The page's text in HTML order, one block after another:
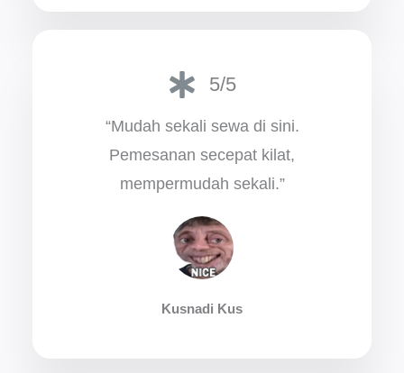
5/5
“Mudah sekali sewa di sini.
Pemesanan secepat kilat,
mempermudah sekali.”
Kusnadi Kus